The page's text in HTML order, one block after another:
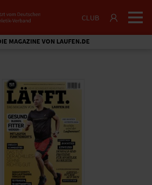
CLUB
MAGAZINE VON LAUFEN.DE